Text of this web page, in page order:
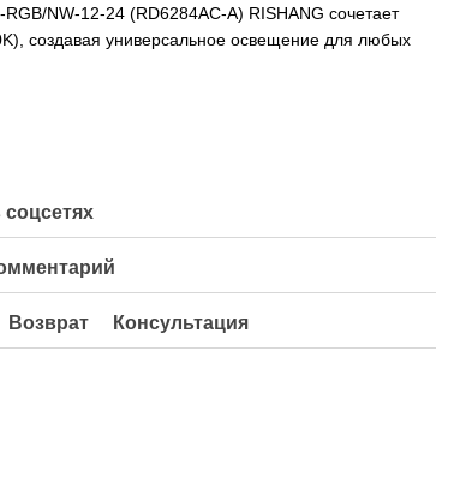
NW-12-24 (RD6284AC-A) RISHANG сочетает
создавая универсальное освещение для любых
Возврат Консультация